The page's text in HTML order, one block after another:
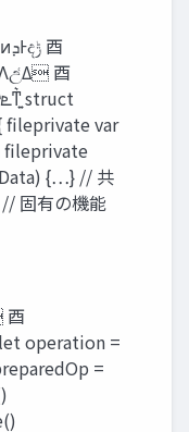
fileprivate var
fileprivate
{…} // 共
固有の機能
=